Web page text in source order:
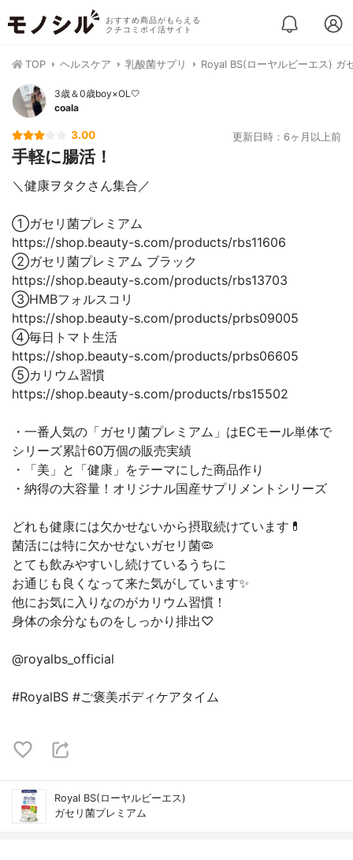
おすすめ商品がもらえる
クチコミポイ活サイト
TOP ヘルスケア 乳酸菌サプリ Royal BS(ローヤルビーエス) ガ
3歳＆0歳boy×OL🤍
coala
3.00 更新日時：6ヶ月以上前
手軽に腸活！
＼健康ヲタクさん集合／
①ガセリ菌プレミアム
https://shop.beauty-s.com/products/rbs11606
②ガセリ菌プレミアム ブラック
https://shop.beauty-s.com/products/rbs13703
③HMBフォルスコリ
https://shop.beauty-s.com/products/prbs09005
④毎日トマト生活
https://shop.beauty-s.com/products/prbs06605
⑤カリウム習慣
https://shop.beauty-s.com/products/rbs15502
・一番人気の「ガセリ菌プレミアム」はECモール単体で
シリーズ累計60万個の販売実績
・「美」と「健康」をテーマにした商品作り
・納得の大容量！オリジナル国産サプリメントシリーズ
どれも健康には欠かせないから摂取続けています💊
菌活には特に欠かせないガセリ菌🦠
とても飲みやすいし続けているうちに
お通じも良くなって来た気がしています✨
他にお気に入りなのがカリウム習慣！
身体の余分なものをしっかり排出♡
@royalbs_official
#RoyalBS #ご褒美ボディケアタイム
Royal BS(ローヤルビーエス)
ガセリ菌プレミアム